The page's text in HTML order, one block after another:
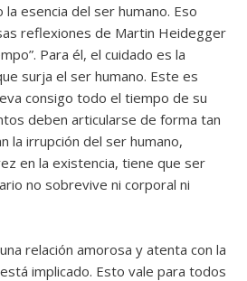
esencia del ser humano. Eso
reflexiones de Martin Heidegger
Para él, el cuidado es la
surja el ser humano. Este es
consigo todo el tiempo de su
deben articularse de forma tan
la irrupción del ser humano,
en la existencia, tiene que ser
no sobrevive ni corporal ni
relación amorosa y atenta con la
implicado. Esto vale para todos